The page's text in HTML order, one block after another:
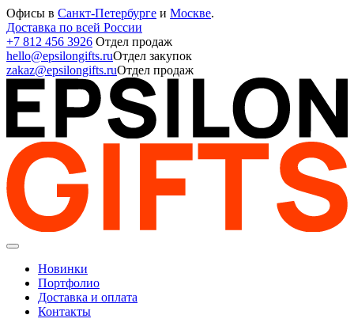
Офисы в Санкт-Петербурге и Москве.
Доставка по всей России
+7 812 456 3926 Отдел продаж
hello@epsilongifts.ruОтдел закупок
zakaz@epsilongifts.ruОтдел продаж
Новинки
Портфолио
Доставка и оплата
Контакты